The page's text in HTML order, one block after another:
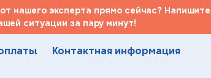
нашего эксперта прямо сейчас? Напишите
ситуации за пару минут!
Контактная информация